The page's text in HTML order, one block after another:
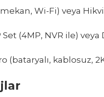
mekan, Wi-Fi) veya
(4MP, NVR ile)
(bataryalı, kablosuz,